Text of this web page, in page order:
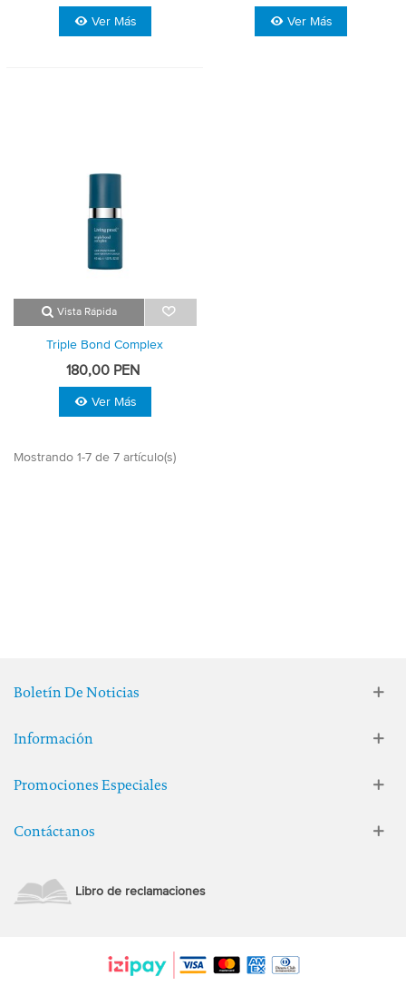
Ver Más Ver Más
Vista Rápida
Triple Bond Complex
180,00 PEN
Ver Más
Mostrando 1-7 de 7 artículo(s)
Boletín De Noticias
Promociones Especiales
Información
Contáctanos
Libro de reclamaciones